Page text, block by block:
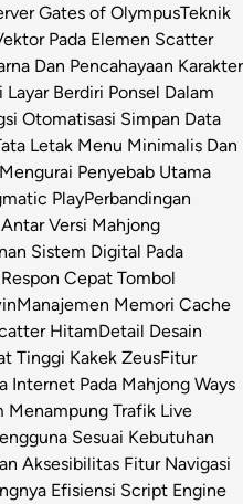
Gates of OlympusTeknik
Pada Elemen Scatter
Dan Pencahayaan Karakter
Berdiri Ponsel Dalam
Otomatisasi Simpan Data
Letak Menu Minimalis Dan
Mengurai Penyebab Utama
PlayPerbandingan
Versi Mahjong
Sistem Digital Pada
Cepat Tombol
Manajemen Memori Cache
HitamDetail Desain
Tinggi Kakek ZeusFitur
Internet Pada Mahjong Ways
Menampung Trafik Live
Sesuai Kebutuhan
Aksesibilitas Fitur Navigasi
Efisiensi Script Engine